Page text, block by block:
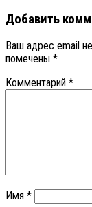
Добавить
Ваш адрес email
помечены *
Комментарий *
Имя *